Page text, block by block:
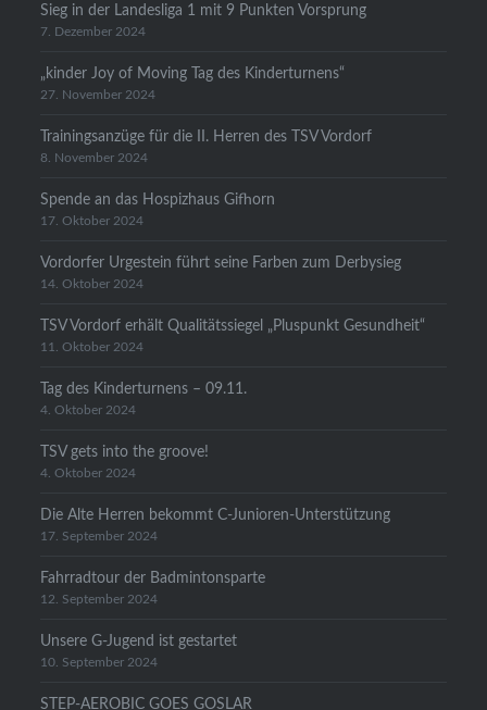
Sieg in der Landesliga 1 mit 9 Punkten Vorsprung
7. Dezember 2024
„kinder Joy of Moving Tag des Kinderturnens“
27. November 2024
Trainingsanzüge für die II. Herren des TSV Vordorf
8. November 2024
Spende an das Hospizhaus Gifhorn
17. Oktober 2024
Vordorfer Urgestein führt seine Farben zum Derbysieg
14. Oktober 2024
TSV Vordorf erhält Qualitätssiegel „Pluspunkt Gesundheit“
11. Oktober 2024
Tag des Kinderturnens – 09.11.
4. Oktober 2024
TSV gets into the groove!
4. Oktober 2024
Die Alte Herren bekommt C-Junioren-Unterstützung
17. September 2024
Fahrradtour der Badmintonsparte
12. September 2024
Unsere G-Jugend ist gestartet
10. September 2024
STEP-AEROBIC GOES GOSLAR